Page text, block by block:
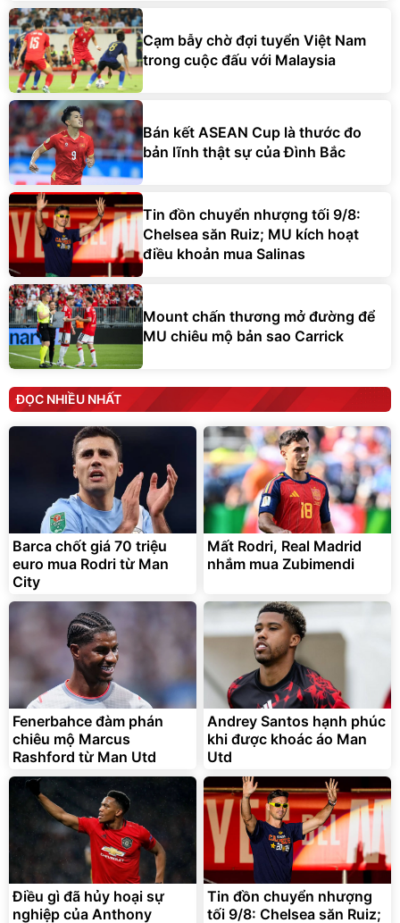
Cạm bẫy chờ đợi tuyển Việt Nam
trong cuộc đấu với Malaysia
Bán kết ASEAN Cup là thước đo
bản lĩnh thật sự của Đình Bắc
Tin đồn chuyển nhượng tối 9/8:
Chelsea săn Ruiz; MU kích hoạt
điều khoản mua Salinas
Mount chấn thương mở đường để
MU chiêu mộ bản sao Carrick
ĐỌC NHIỀU NHẤT
Barca chốt giá 70 triệu
euro mua Rodri từ Man
City
Mất Rodri, Real Madrid
nhắm mua Zubimendi
Fenerbahce đàm phán
chiêu mộ Marcus
Rashford từ Man Utd
Andrey Santos hạnh phúc
khi được khoác áo Man
Utd
Điều gì đã hủy hoại sự
nghiệp của Anthony
Tin đồn chuyển nhượng
tối 9/8: Chelsea săn Ruiz;